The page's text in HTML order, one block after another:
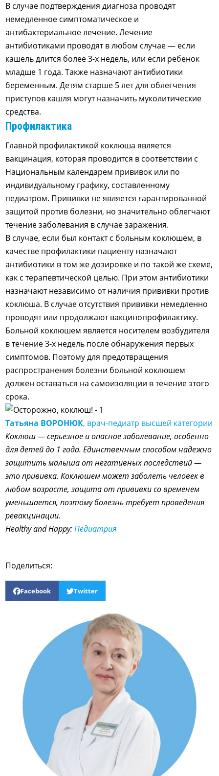
В случае подтверждения диагноза проводят
немедленное симптоматическое и
антибактериальное лечение. Лечение
антибиотиками проводят в любом случае — если
кашель длится более 3-х недель, или если ребенок
младше 1 года. Также назначают антибиотики
беременным. Детям старше 5 лет для облегчения
приступов кашля могут назначить муколитические
средства.
Профилактика
Главной профилактикой коклюша является
вакцинация, которая проводится в соответствии с
Национальным календарем прививок или по
индивидуальному графику, составленному
педиатром. Прививки не является гарантированной
защитой против болезни, но значительно облегчают
течение заболевания в случае заражения.
В случае, если был контакт с больным коклюшем, в
качестве профилактики пациенту назначают
антибиотики в том же дозировке и по такой же схеме,
как с терапевтической целью. При этом антибиотики
назначают независимо от наличия прививки против
коклюша. В случае отсутствия прививки немедленно
проводят или продолжают вакцинопрофилактику.
Больной коклюшем является носителем возбудителя
в течение 3-х недель после обнаружения первых
симптомов. Поэтому для предотвращения
распространения болезни больной коклюшем
должен оставаться на самоизоляции в течение этого
срока.
Татьяна ВОРОНЮК, врач-педиатр высшей категории
Коклюш — серьезное и опасное заболевание, особенно
для детей до 1 года. Единственным способом надежно
защитить малыша от негативных последствий —
это прививка. Коклюшем может заболеть человек в
любом возрасте, защита от прививки со временем
уменьшается, поэтому болезнь требует проведения
ревакцинации.
Healthy and Happy:Педиатрия
Поделиться:
Facebook Twitter